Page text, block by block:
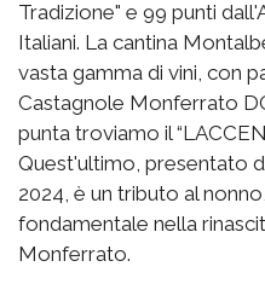
Tradizione" e 99 punti
Italiani. La cantina
vasta gamma di vini, con
Castagnole Monferrato
punta troviamo il
Quest'ultimo, presentato
2024, è un tributo al
fondamentale nella
Monferrato.